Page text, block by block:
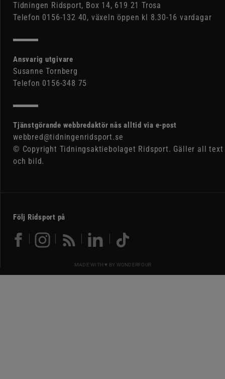
Tidningen Ridsport, Box 14, 619 21 Trosa
Telefon 0156-132 40, växeln öppen kl 8.30-16 vardagar
Ansvarig utgivare
Susanne Tornberg
Telefon 0156-348 75
Tjänstgörande webbredaktör nås alltid via e-post
webbred@tidningenridsport.se
© Copyright Tidningsaktiebolaget Ridsport. Gäller all text
och bild.
Följ Ridsport på
MADE WITH ♥ BY WONDERFOUR